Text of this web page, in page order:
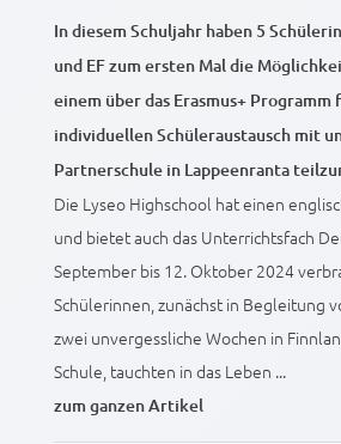
In diesem Schuljahr haben 5
und EF zum ersten Mal die
einem über das Erasmus+
individuellen Schüleraustausch mit
Partnerschule in Lappeenranta
Die Lyseo Highschool hat einen
und bietet auch das Unterrichtsfach
September bis 12. Oktober 2024
Schülerinnen, zunächst in Begleitung
zwei unvergessliche Wochen in
Schule, tauchten in das Leben ...
zum ganzen Artikel